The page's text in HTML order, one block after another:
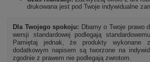
drukowana jest pod Twoje indywidualne
Dla Twojego spokoju: Dbamy o Twoje prawo
wersji standardowej podlegają
Pamiętaj jednak, że produkty wykonane z
dodatkowym napisem są tworzone na
zgodnie z prawem nie podlegają zwrotom.